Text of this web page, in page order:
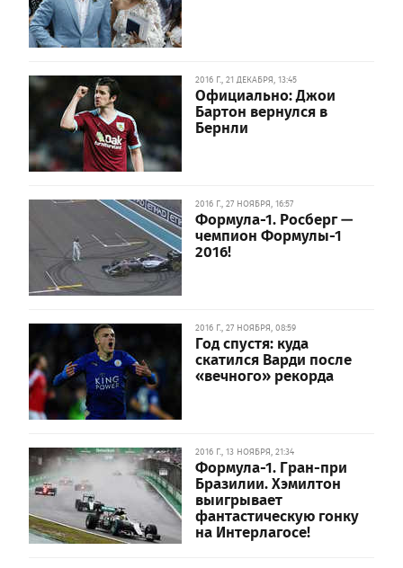
2016 Г., 21 ДЕКАБРЯ, 13:45
Официально: Джои
Бартон вернулся в
Бернли
2016 Г., 27 НОЯБРЯ, 16:57
Формула-1. Росберг —
чемпион Формулы-1
2016!
2016 Г., 27 НОЯБРЯ, 08:59
Год спустя: куда
скатился Варди после
«вечного» рекорда
2016 Г., 13 НОЯБРЯ, 21:34
Формула-1. Гран-при
Бразилии. Хэмилтон
выигрывает
фантастическую гонку
на Интерлагосе!